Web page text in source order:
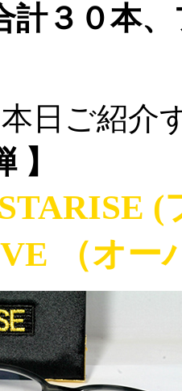
計３０本
日ご紹介
】
(
（オー